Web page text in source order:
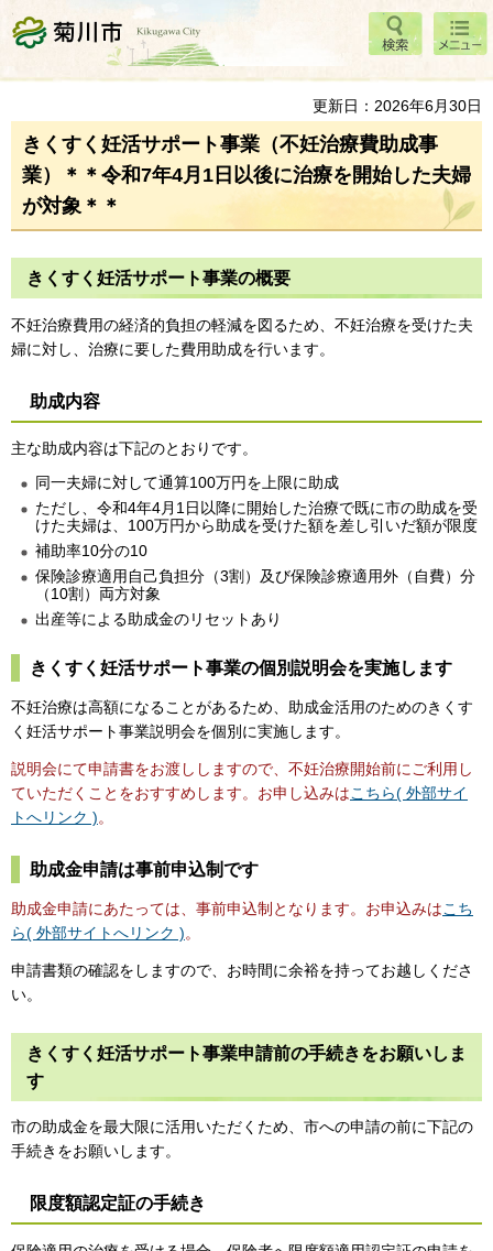
菊川市 検索
メニ
ュー
更新日：2026年6月30日
きくすく妊活サポート事業（不妊治療費助成事
業）＊＊令和7年4月1日以後に治療を開始した夫婦
が対象＊＊
きくすく妊活サポート事業の概要
不妊治療費用の経済的負担の軽減を図るため、不妊治療を受けた夫
婦に対し、治療に要した費用助成を行います。
助成内容
主な助成内容は下記のとおりです。
同一夫婦に対して通算100万円を上限に助成
ただし、令和4年4月1日以降に開始した治療で既に市の助成を受
けた夫婦は、100万円から助成を受けた額を差し引いだ額が限度
補助率10分の10
保険診療適用自己負担分（3割）及び保険診療適用外（自費）分
（10割）両方対象
出産等による助成金のリセットあり
きくすく妊活サポート事業の個別説明会を実施します
不妊治療は高額になることがあるため、助成金活用のためのきくす
く妊活サポート事業説明会を個別に実施します。
説明会にて申請書をお渡ししますので、不妊治療開始前にご利用し
ていただくことをおすすめします。お申し込みはこちら( 外部サイ
トへリンク )。
助成金申請は事前申込制です
助成金申請にあたっては、事前申込制となります。お申込みはこち
ら( 外部サイトへリンク )。
申請書類の確認をしますので、お時間に余裕を持ってお越しくださ
い。
きくすく妊活サポート事業申請前の手続きをお願いしま
す
市の助成金を最大限に活用いただくため、市への申請の前に下記の
手続きをお願いします。
限度額認定証の手続き